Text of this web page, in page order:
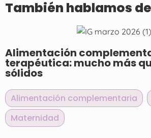
También hablamos
Alimentación
terapéutica: mucho más
sólidos
Alimentación complementaria
Maternidad